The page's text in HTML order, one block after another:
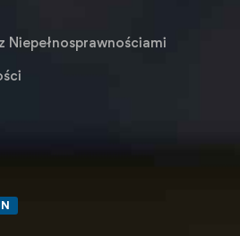
Niepełnosprawnościami